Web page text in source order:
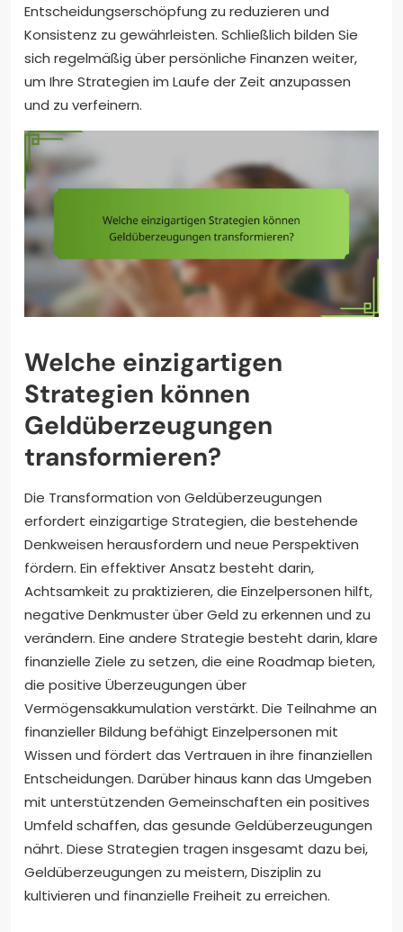
Entscheidungserschöpfung zu reduzieren und
Konsistenz zu gewährleisten. Schließlich bilden Sie
sich regelmäßig über persönliche Finanzen weiter,
um Ihre Strategien im Laufe der Zeit anzupassen
und zu verfeinern.
Welche einzigartigen
Strategien können
Geldüberzeugungen
transformieren?
Die Transformation von Geldüberzeugungen
erfordert einzigartige Strategien, die bestehende
Denkweisen herausfordern und neue Perspektiven
fördern. Ein effektiver Ansatz besteht darin,
Achtsamkeit zu praktizieren, die Einzelpersonen hilft,
negative Denkmuster über Geld zu erkennen und zu
verändern. Eine andere Strategie besteht darin, klare
finanzielle Ziele zu setzen, die eine Roadmap bieten,
die positive Überzeugungen über
Vermögensakkumulation verstärkt. Die Teilnahme an
finanzieller Bildung befähigt Einzelpersonen mit
Wissen und fördert das Vertrauen in ihre finanziellen
Entscheidungen. Darüber hinaus kann das Umgeben
mit unterstützenden Gemeinschaften ein positives
Umfeld schaffen, das gesunde Geldüberzeugungen
nährt. Diese Strategien tragen insgesamt dazu bei,
Geldüberzeugungen zu meistern, Disziplin zu
kultivieren und finanzielle Freiheit zu erreichen.